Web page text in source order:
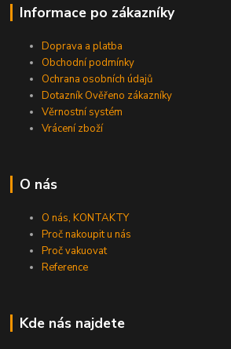
Informace po zákazníky
Doprava a platba
Obchodní podmínky
Ochrana osobních údajů
Dotazník Ověřeno zákazníky
Věrnostní systém
Vrácení zboží
O nás
O nás, KONTAKTY
Proč nakoupit u nás
Proč vakuovat
Reference
Kde nás najdete